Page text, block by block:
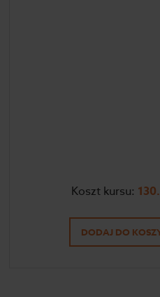
Koszt kursu:
DODAJ DO